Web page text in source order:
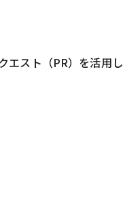
エスト（PR）を活用